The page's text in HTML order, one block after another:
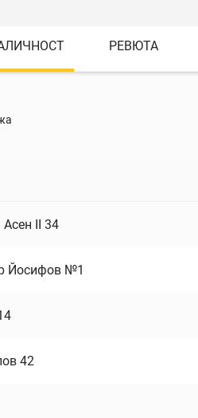
РЕВЮТА
II 34
Йосифов №1
42